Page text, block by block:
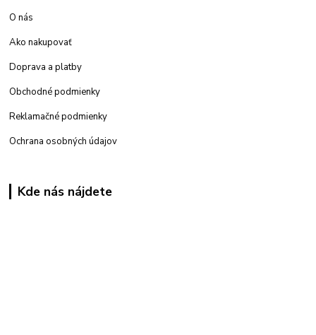
O nás
Ako nakupovať
Doprava a platby
Obchodné podmienky
Reklamačné podmienky
Ochrana osobných údajov
Kde nás nájdete